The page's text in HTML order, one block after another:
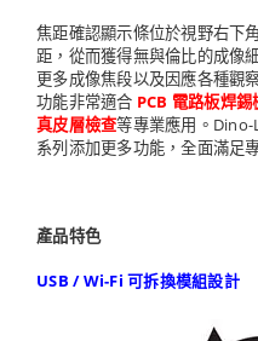
焦距確認顯示條位於視野右下
距，從而獲得無與倫比的成像
更多成像焦段以及因應各種觀
功能非常適合 PCB 電路板焊
真皮層檢查等專業應用。Dino-
系列添加更多功能，全面滿足
產品特色
USB / Wi-Fi 可拆換模組設計